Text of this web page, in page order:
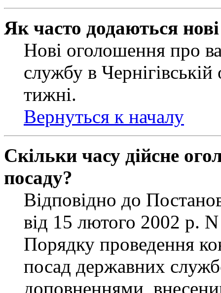
Як часто додаються
Нові оголошення про
службу в
тижні.
Вернуться к началу
Скільки часу дійсне
посаду?
Відповідно до
від 15 лютого 2002 р.
Порядку проведення
посад державних
доповненнями,